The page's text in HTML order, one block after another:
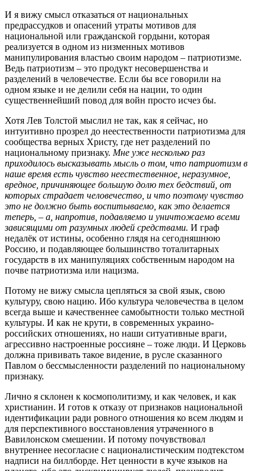
И я вижу смысл отказаться от национальных
предрассудков и опасений утраты мотивов для
национальной или гражданской гордыни, которая
реализуется в одном из низменных мотивов
манипулирования властью своим народом – патриотизме.
Ведь патриотизм – это продукт несовершенства и
разделений в человечестве. Если бы все говорили на
одном языке и не делили себя на нации, то один
существеннейший повод для войн просто исчез бы.
Хотя Лев Толстой мыслил не так, как я сейчас, но
интуитивно прозрел до неестественности патриотизма для
сообщества верных Христу, где нет разделений по
национальному признаку. Мне уже несколько раз
приходилось высказывать мысль о том, что патриотизм в
наше время есть чувство неестественное, неразумное,
вредное, причиняющее большую долю тех бедствий, от
которых страдает человечество, и что поэтому чувство
это не должно быть воспитываемо, как это делается
теперь, – а, напротив, подавляемо и уничтожаемо всеми
зависящими от разумных людей средствами. И граф
недалёк от истины, особенно глядя на сегодняшнюю
Россию, и подавляющее большинство тоталитарных
государств в их манипуляциях собственным народом на
почве патриотизма или нацизма.
Потому не вижу смысла цепляться за свой язык, свою
культуру, свою нацию. Ибо культура человечества в целом
всегда выше и качественнее самобытности только местной
культуры. И как не крути, в современных украино-
российских отношениях, но наши ситуативные враги,
агрессивно настроенные россияне – тоже люди. И Церковь
должна прививать такое видение, в русле сказанного
Павлом о бессмысленности разделений по национальному
признаку.
Лично я склонен к космополитизму, и как человек, и как
христианин. И готов к отказу от признаков национальной
идентификации ради ровного отношения ко всем людям и
для перспективного восстановления утраченного в
Вавилонском смешении. И потому почувствовал
внутреннее несогласие с националистическим подтекстом
надписи на биллборде. Нет ценности в куче языков на